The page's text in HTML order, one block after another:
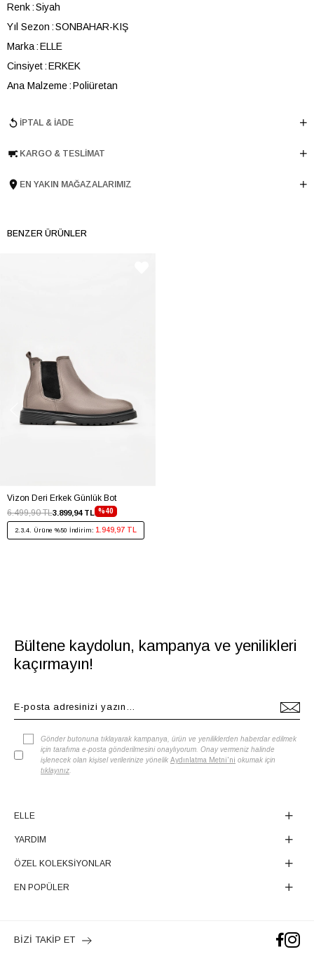
Renk Siyah
Yıl Sezon SONBAHAR-KIŞ
Marka ELLE
Cinsiyet ERKEK
Ana Malzeme Poliüretan
Topuk Boyu 3 cm
Taban Yüksekliği 3 cm
İPTAL & İADE
KARGO & TESLIMAT
EN YAKIN MAĞAZALARIMIZ
BENZER ÜRÜNLER
Vizon Deri Erkek Günlük Bot
%40
3.899,94 TL
6.499,90 TL
2.3.4. Ürüne %50 İndirim: 1.949,97 TL
Bültene kaydolun, kampanya ve yenilikleri
kaçırmayın!
Gönder butonuna tıklayarak kampanya, ürün ve yeniliklerden haberdar edilmek
için tarafıma e-posta gönderilmesini onaylıyorum. Onay vermeniz halinde
işlenecek olan kişisel verilerinize yönelik Aydınlatma Metni'ni okumak için
tıklayınız
ELLE
YARDIM
ÖZEL KOLEKSİYONLAR
EN POPÜLER
BİZİ TAKİP ET